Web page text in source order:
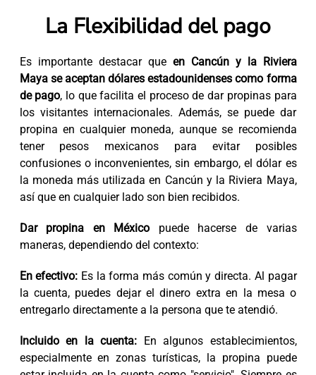
La Flexibilidad del pago
Es importante destacar que en Cancún y la Riviera
Maya se aceptan dólares estadounidenses como forma
de pago, lo que facilita el proceso de dar propinas para
los visitantes internacionales. Además, se puede dar
propina en cualquier moneda, aunque se recomienda
tener pesos mexicanos para evitar posibles
confusiones o inconvenientes, sin embargo, el dólar es
la moneda más utilizada en Cancún y la Riviera Maya,
así que en cualquier lado son bien recibidos.
Dar propina en México puede hacerse de varias
maneras, dependiendo del contexto:
En efectivo: Es la forma más común y directa. Al pagar
la cuenta, puedes dejar el dinero extra en la mesa o
entregarlo directamente a la persona que te atendió.
Incluido en la cuenta: En algunos establecimientos,
especialmente en zonas turísticas, la propina puede